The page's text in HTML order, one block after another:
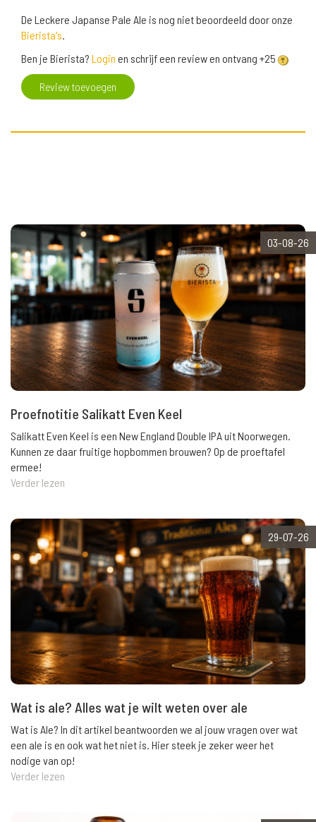
De Leckere Japanse Pale Ale is nog niet beoordeeld door onze
Bierista's.
Ben je Bierista? Login en schrijf een review en ontvang +25
Review toevoegen
03-08-26
Proefnotitie Salikatt Even Keel
Salikatt Even Keel is een New England Double IPA uit Noorwegen.
Kunnen ze daar fruitige hopbommen brouwen? Op de proeftafel
ermee!
Verder lezen
29-07-26
Wat is ale? Alles wat je wilt weten over ale
Wat is Ale? In dit artikel beantwoorden we al jouw vragen over wat
een ale is en ook wat het niet is. Hier steek je zeker weer het
nodige van op!
Verder lezen